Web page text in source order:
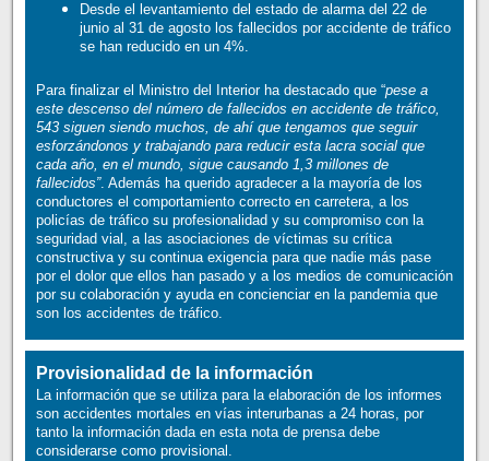
Desde el levantamiento del estado de alarma del 22 de
junio al 31 de agosto los fallecidos por accidente de tráfico
se han reducido en un 4%.
Para finalizar el Ministro del Interior ha destacado que “pese a
este descenso del número de fallecidos en accidente de tráfico,
543 siguen siendo muchos, de ahí que tengamos que seguir
esforzándonos y trabajando para reducir esta lacra social que
cada año, en el mundo, sigue causando 1,3 millones de
fallecidos”. Además ha querido agradecer a la mayoría de los
conductores el comportamiento correcto en carretera, a los
policías de tráfico su profesionalidad y su compromiso con la
seguridad vial, a las asociaciones de víctimas su crítica
constructiva y su continua exigencia para que nadie más pase
por el dolor que ellos han pasado y a los medios de comunicación
por su colaboración y ayuda en concienciar en la pandemia que
son los accidentes de tráfico.
Provisionalidad de la información
La información que se utiliza para la elaboración de los informes
son accidentes mortales en vías interurbanas a 24 horas, por
tanto la información dada en esta nota de prensa debe
considerarse como provisional.